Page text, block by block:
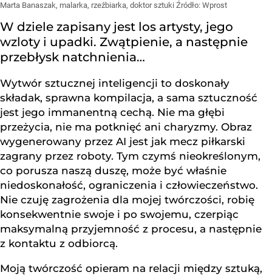
Marta Banaszak, malarka, rzeźbiarka, doktor sztuki Źródło: Wprost
W dziele zapisany jest los artysty, jego
wzloty i upadki. Zwątpienie, a następnie
przebłysk natchnienia…
Wytwór sztucznej inteligencji to doskonały
składak, sprawna kompilacja, a sama sztuczność
jest jego immanentną cechą. Nie ma głębi
przeżycia, nie ma potknięć ani charyzmy. Obraz
wygenerowany przez AI jest jak mecz piłkarski
zagrany przez roboty. Tym czymś nieokreślonym,
co porusza naszą duszę, może być właśnie
niedoskonałość, ograniczenia i człowieczeństwo.
Nie czuję zagrożenia dla mojej twórczości, robię
konsekwentnie swoje i po swojemu, czerpiąc
maksymalną przyjemność z procesu, a następnie
z kontaktu z odbiorcą.
Moją twórczość opieram na relacji między sztuką,